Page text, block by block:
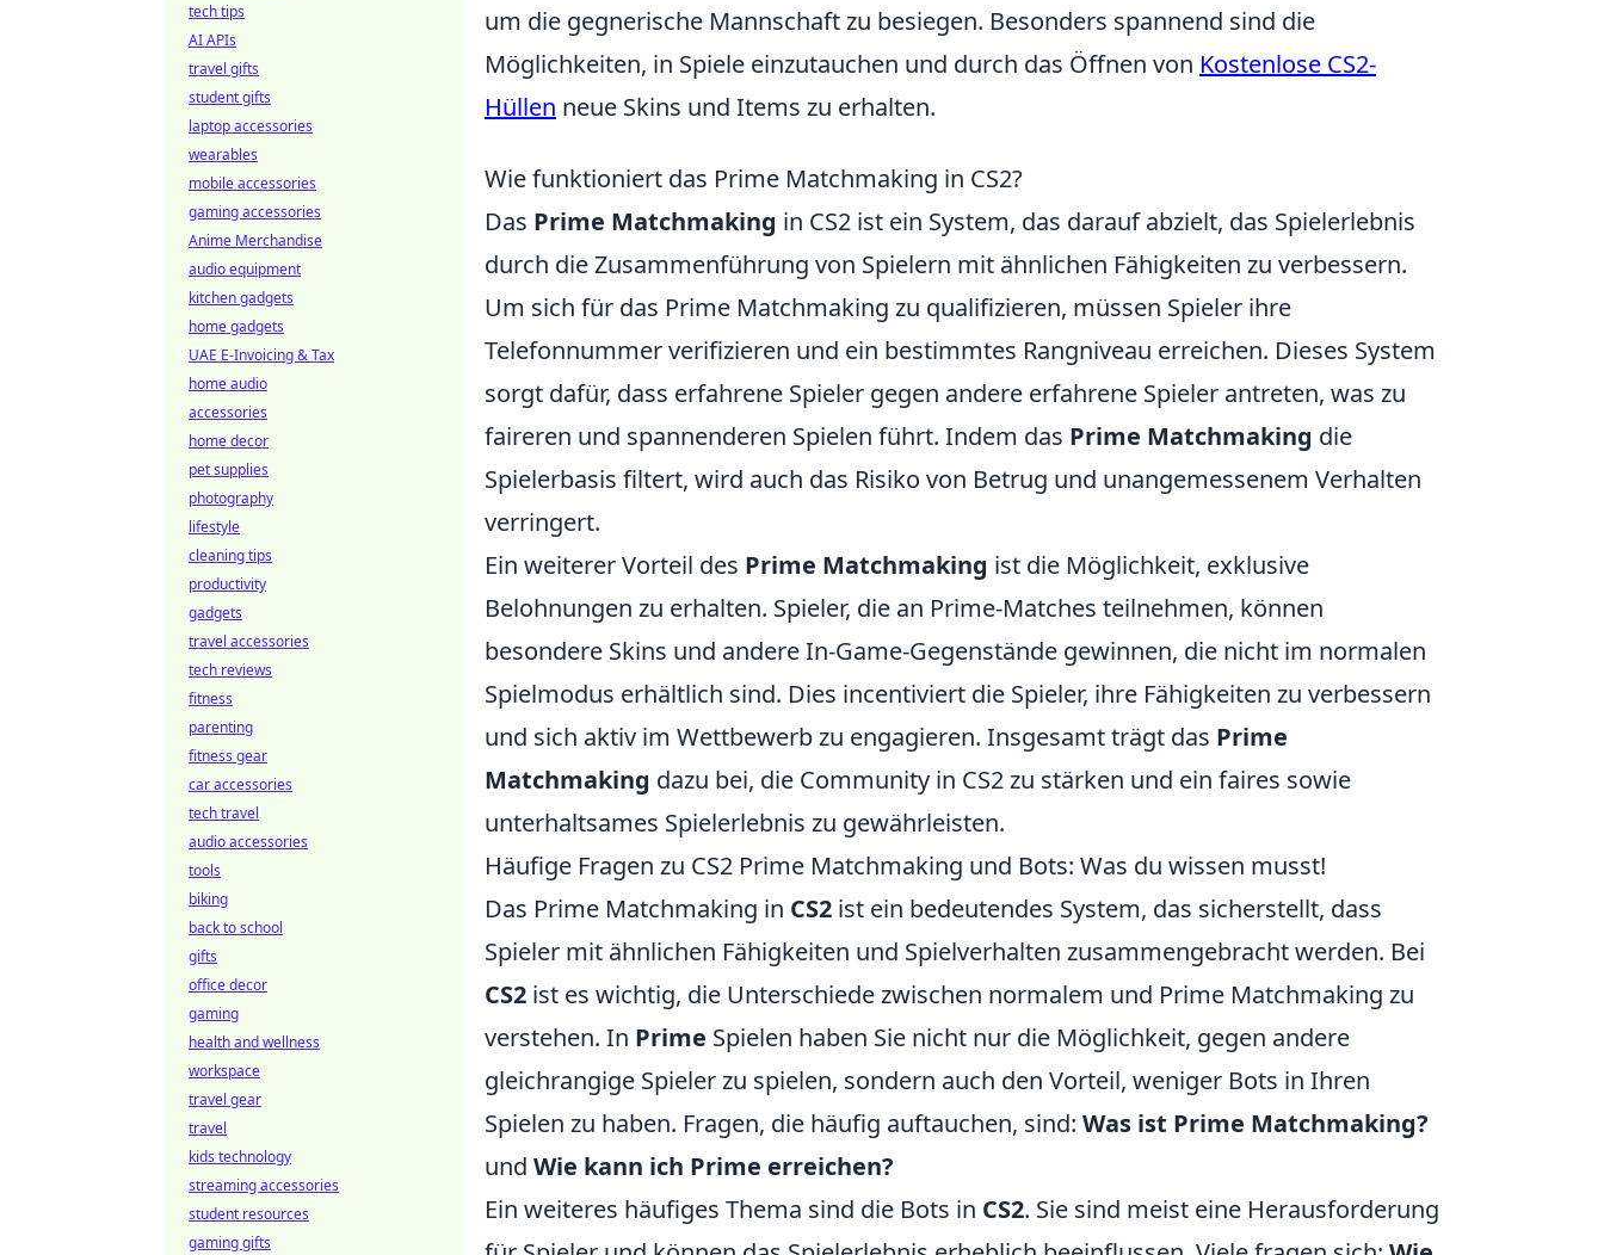
um die gegnerische Mannschaft zu besiegen. Besonders spannend sind die
Möglichkeiten, in Spiele einzutauchen und durch das Öffnen von Kostenlose CS2-
Hüllen neue Skins und Items zu erhalten.
Wie funktioniert das Prime Matchmaking in CS2?
Das Prime Matchmaking in CS2 ist ein System, das darauf abzielt, das Spielerlebnis
durch die Zusammenführung von Spielern mit ähnlichen Fähigkeiten zu verbessern.
Um sich für das Prime Matchmaking zu qualifizieren, müssen Spieler ihre
Telefonnummer verifizieren und ein bestimmtes Rangniveau erreichen. Dieses System
sorgt dafür, dass erfahrene Spieler gegen andere erfahrene Spieler antreten, was zu
faireren und spannenderen Spielen führt. Indem das Prime Matchmaking die
Spielerbasis filtert, wird auch das Risiko von Betrug und unangemessenem Verhalten
verringert.
Ein weiterer Vorteil des Prime Matchmaking ist die Möglichkeit, exklusive
Belohnungen zu erhalten. Spieler, die an Prime-Matches teilnehmen, können
besondere Skins und andere In-Game-Gegenstände gewinnen, die nicht im normalen
Spielmodus erhältlich sind. Dies incentiviert die Spieler, ihre Fähigkeiten zu verbessern
und sich aktiv im Wettbewerb zu engagieren. Insgesamt trägt das Prime
Matchmaking dazu bei, die Community in CS2 zu stärken und ein faires sowie
unterhaltsames Spielerlebnis zu gewährleisten.
Häufige Fragen zu CS2 Prime Matchmaking und Bots: Was du wissen musst!
Das Prime Matchmaking in CS2 ist ein bedeutendes System, das sicherstellt, dass
Spieler mit ähnlichen Fähigkeiten und Spielverhalten zusammengebracht werden. Bei
CS2 ist es wichtig, die Unterschiede zwischen normalem und Prime Matchmaking zu
verstehen. In Prime Spielen haben Sie nicht nur die Möglichkeit, gegen andere
gleichrangige Spieler zu spielen, sondern auch den Vorteil, weniger Bots in Ihren
Spielen zu haben. Fragen, die häufig auftauchen, sind: Was ist Prime Matchmaking?
und Wie kann ich Prime erreichen?
Ein weiteres häufiges Thema sind die Bots in CS2. Sie sind meist eine Herausforderung
tech tips
AI APIs
travel gifts
student gifts
laptop accessories
wearables
mobile accessories
gaming accessories
Anime Merchandise
audio equipment
kitchen gadgets
home gadgets
UAE E-Invoicing & Tax
home audio
accessories
home decor
pet supplies
photography
lifestyle
cleaning tips
productivity
gadgets
travel accessories
tech reviews
fitness
parenting
fitness gear
car accessories
tech travel
audio accessories
tools
biking
back to school
gifts
office decor
gaming
health and wellness
workspace
travel gear
travel
kids technology
streaming accessories
student resources
gaming gifts